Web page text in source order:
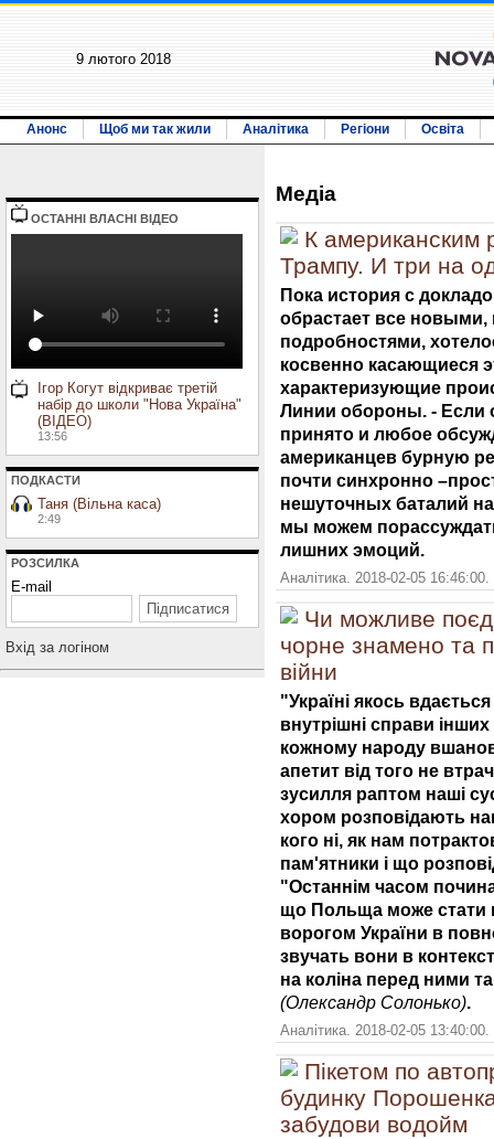
9 лютого 2018
Анонс Щоб ми так жили Аналітика Регіони Освіта
ОСТАННI ВЛАСНI ВIДЕО
Ігор Когут відкриває третій
набір до школи "Нова Україна"
(ВІДЕО)
13:56
ПОДКАСТИ
Таня (Вільна каса)
2:49
РОЗСИЛКА
E-mail
Вхiд за логiном
Медiа
К американским
Трампу. И три на
Пока история с
обрастает все
подробностями,
косвенно касающиеся
характеризующие
Линии обороны. - Если
принято и любое
американцев бурную
почти синхронно
нешуточных баталий
мы можем
лишних эмоций.
Аналітика. 2018-02-05
Чи можливе
чорне знамено та
війни
"Україні якось
внутрішні справи
кожному народу
апетит від того не
зусилля раптом наші
хором розповідають
кого ні, як нам
пам'ятники і що
"Останнім часом
що Польща може стати
ворогом України в
звучать вони в
на коліна перед ними
(Олександр Солонько).
Аналітика. 2018-02-05
Пікетом по
будинку
забудови водойм